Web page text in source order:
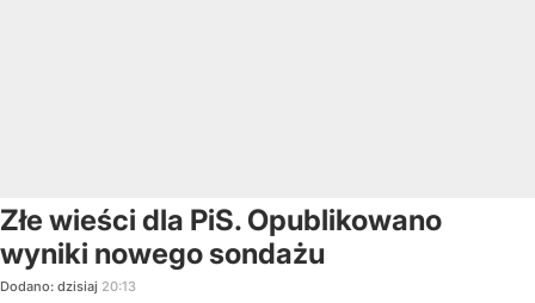
Złe wieści dla PiS. Opublikowano
wyniki nowego sondażu
Dodano: dzisiaj 20:13